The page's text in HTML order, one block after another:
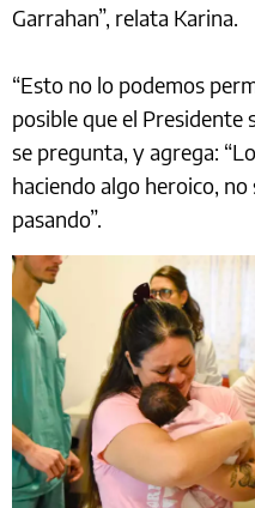
Garrahan”, relata Karina.
“Esto no lo podemos
posible que el Presidente
se pregunta, y agrega:
haciendo algo heroico,
pasando”.